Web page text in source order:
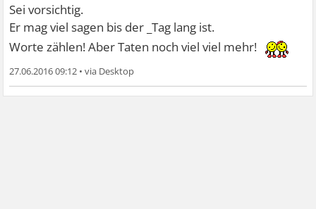
Sei vorsichtig.
Er mag viel sagen bis der _Tag lang ist.
Worte zählen! Aber Taten noch viel viel mehr!
27.06.2016 09:12 •